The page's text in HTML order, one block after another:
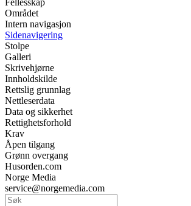
Fellesskap
Området
Intern navigasjon
Sidenavigering
Stolpe
Galleri
Skrivehjørne
Innholdskilde
Rettslig grunnlag
Nettleserdata
Data og sikkerhet
Rettighetsforhold
Krav
Åpen tilgang
Grønn overgang
Husorden.com
Norge Media
service@norgemedia.com